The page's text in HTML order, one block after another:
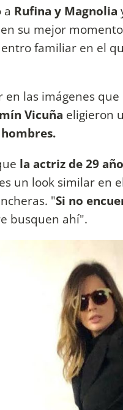
a Rufina y Magnolia
su mejor
familiar en el
en las imágenes
Vicuña eligieron
la actriz de 29
un look similar en
"Si no
busquen ahí".